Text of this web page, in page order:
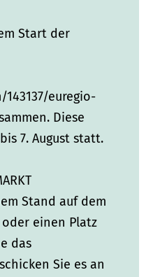
Start der
euregio-
Diese
7. August statt.
Stand auf dem
einen Platz
das
Sie es an